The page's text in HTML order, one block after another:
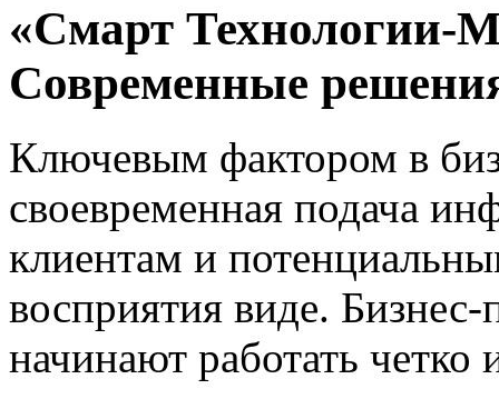
«Смарт Технологии-
Современные
Ключевым фактором в
своевременная подача
клиентам и
восприятия виде.
начинают работать четко